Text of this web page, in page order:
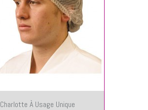
Charlotte À Usage Unique